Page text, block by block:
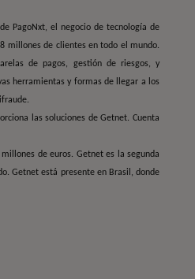
PagoNxt, el negocio de tecnología de
millones de clientes en todo el mundo.
de pagos, gestión de riesgos, y
herramientas y formas de llegar a los
las soluciones de Getnet. Cuenta
de euros. Getnet es la segunda
Getnet está presente en Brasil, donde